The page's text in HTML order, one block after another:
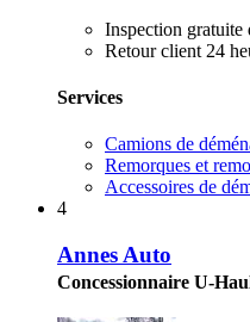
Inspection gratuite
Retour client 24
Services
Camions de
Remorques et
Accessoires de
4
Annes Auto
Concessionnaire U-